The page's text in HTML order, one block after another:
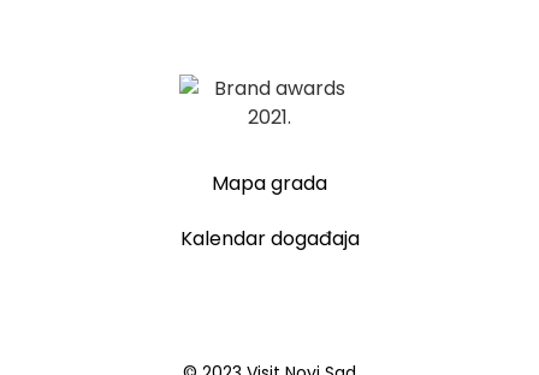
Mapa grada
Kalendar događaja